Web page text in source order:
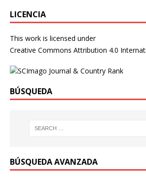
LICENCIA
This work is licensed under
Creative Commons Attribution 4.0
BÚSQUEDA
BÚSQUEDA AVANZADA